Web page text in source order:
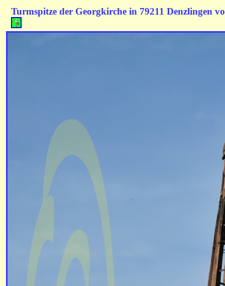
Turmspitze der Georgkirche in 79211 Denzlingen